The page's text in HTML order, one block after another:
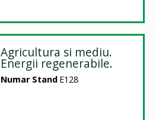
Agricultura si mediu.
Energii regenerabile.
Numar Stand E128